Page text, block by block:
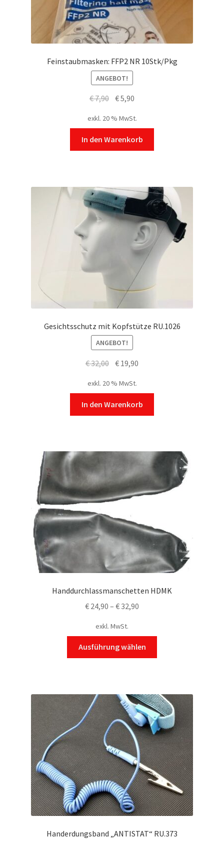
Feinstaubmasken: FFP2 NR 10Stk/Pkg
ANGEBOT!
€7,90 Ursprünglicher
war:
€ 7,90
€5,90
ist:
€ 5,90.
exkl. 20 % MwSt.
In den Warenkorb
Gesichtsschutz mit Kopfstütze RU.1026
ANGEBOT!
€32,00 Ursprünglicher
war:
€ 32,00
€ 19,90
€ 19,90.
exkl. 20 % MwSt.
In den Warenkorb
Handdurchlassmanschetten HDMK
€ 24,90 – €32,90
exkl. MwSt.
Ausführung wählen
auf.
Die
Optionen
können
auf
der
Produktseite
gewählt
werden
Handerdungsband „ANTISTAT“ RU.373